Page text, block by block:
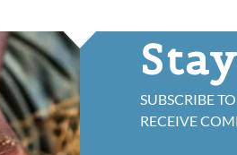
SUBSCRIBE
RECEIVE